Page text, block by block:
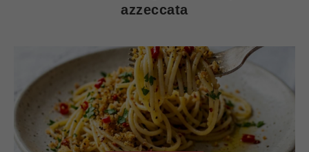
azzeccata